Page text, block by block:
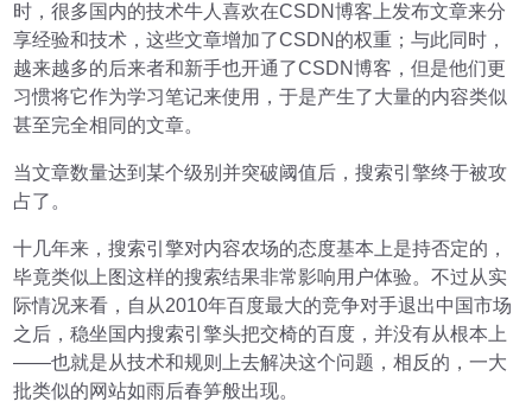
时，很多国内的技术牛人喜欢在CSDN博客上发布文章来分
享经验和技术，这些文章增加了CSDN的权重；与此同时，
越来越多的后来者和新手也开通了CSDN博客，但是他们更
习惯将它作为学习笔记来使用，于是产生了大量的内容类似
甚至完全相同的文章。
当文章数量达到某个级别并突破阈值后，搜索引擎终于被攻
占了。
十几年来，搜索引擎对内容农场的态度基本上是持否定的，
毕竟类似上图这样的搜索结果非常影响用户体验。不过从实
际情况来看，自从2010年百度最大的竞争对手退出中国市场
之后，稳坐国内搜索引擎头把交椅的百度，并没有从根本上
——也就是从技术和规则上去解决这个问题，相反的，一大
批类似的网站如雨后春笋般出现。